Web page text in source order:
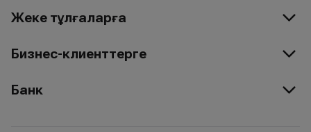
Жеке тұлғаларға
Бизнес-клиенттерге
Банк